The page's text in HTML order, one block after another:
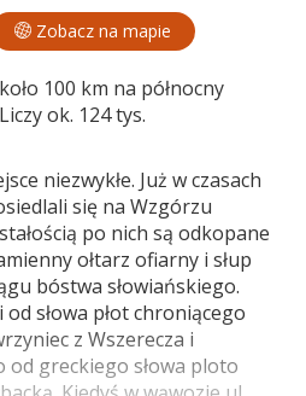
Zobacz na mapie
100 km na północny
ok. 124 tys.
niezwykłe. Już w czasach
się na Wzgórzu
po nich są odkopane
ołtarz ofiarny i słup
bóstwa słowiańskiego.
słowa płot chroniącego
z Wszerecza i
od greckiego słowa ploto